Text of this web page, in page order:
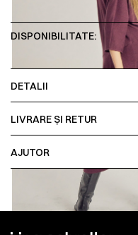
DISPONIBILITATE:
DETALII
LIVRARE ȘI RETUR
AJUTOR